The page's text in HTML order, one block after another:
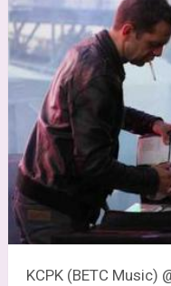
KCPK (BETC Music)